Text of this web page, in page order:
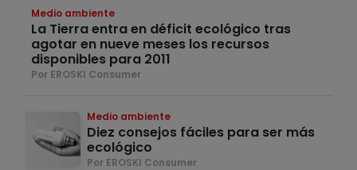
Medio ambiente
La Tierra entra en déficit ecológico tras
agotar en nueve meses los recursos
disponibles para 2011
Por EROSKI Consumer
Medio ambiente
Diez consejos fáciles para ser más
ecológico
Por EROSKI Consumer